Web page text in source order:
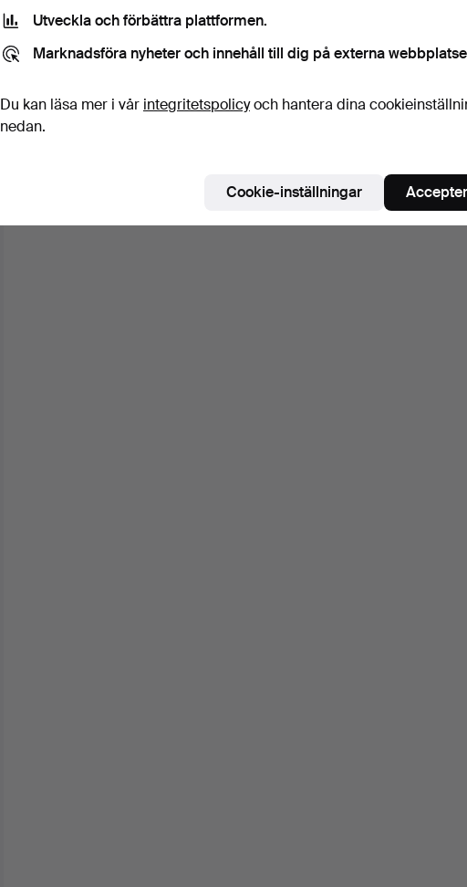
Utveckla och förbättra plattformen.
Marknadsföra nyheter och innehåll till dig på externa
Du kan läsa mer i vår integritetspolicyoch hantera dina
nedan.
Cookie-inställningar